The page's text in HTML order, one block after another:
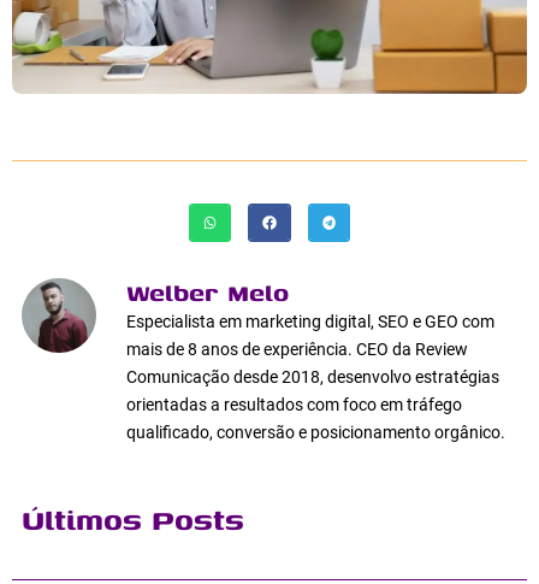
Welber Melo
Especialista em marketing digital, SEO e GEO com
mais de 8 anos de experiência. CEO da Review
Comunicação desde 2018, desenvolvo estratégias
orientadas a resultados com foco em tráfego
qualificado, conversão e posicionamento orgânico.
Últimos Posts